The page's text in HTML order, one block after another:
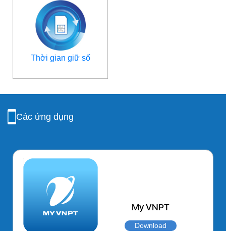
Thời gian giữ số
Các ứng dụng
My VNPT
Download